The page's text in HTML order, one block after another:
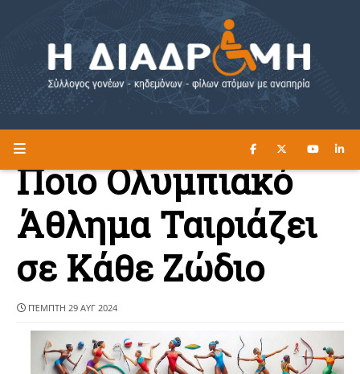
Η ΔΙΑΔΡΟΜΗ ΔΙΑΒΑΣΤΕ ΕΔΩ ►
Ποιο Ολυμπιακό
Άθλημα Ταιριάζει
σε Κάθε Ζώδιο
ΠΈΜΠΤΗ 29 ΑΥΓ 2024